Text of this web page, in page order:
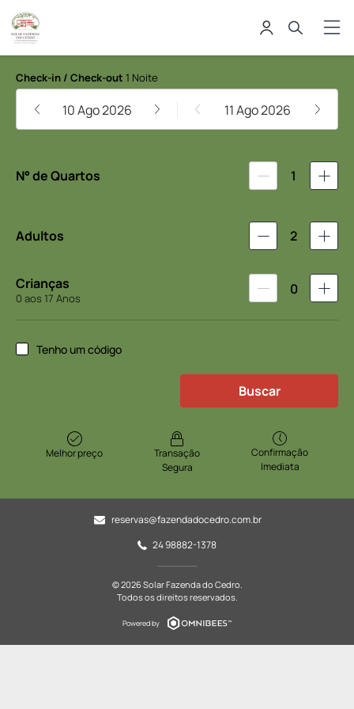
Solar Fazenda do Cedro
Check-in / Check-out 1 Noite
10 Ago 2026 11 Ago 2026
N° de Quartos 1
Adultos 2
Crianças
0 aos 17 Anos
0
Tenho um código
Buscar
Melhor preço
Transação
Segura
Confirmação
Imediata
reservas@fazendadocedro.com.br
24 98882-1378
© 2026 Solar Fazenda do Cedro.
Todos os direitos reservados.
Powered by